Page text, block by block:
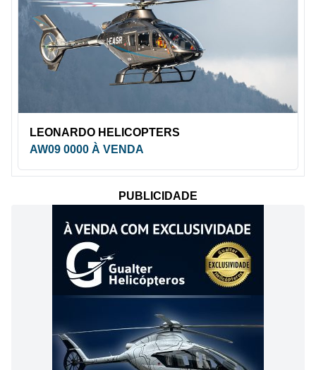
LEONARDO HELICOPTERS
AW09 0000 À VENDA
PUBLICIDADE